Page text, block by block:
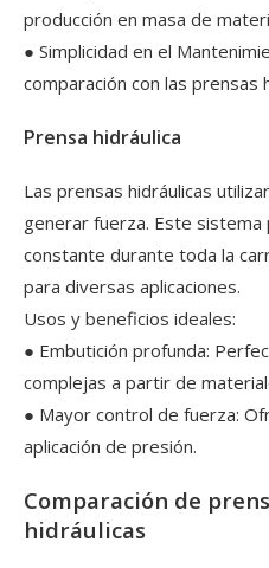
producción en masa de
● Simplicidad en el
comparación con las prensas
Prensa hidráulica
Las prensas hidráulicas
generar fuerza. Este sistema
constante durante toda la
para diversas aplicaciones.
Usos y beneficios ideales:
● Embutición profunda:
complejas a partir de
● Mayor control de fuerza:
aplicación de presión.
Comparación de
hidráulicas